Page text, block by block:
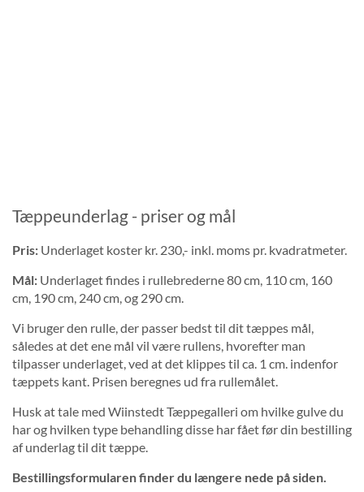
Tæppeunderlag - priser og mål
Pris: Underlaget koster kr. 230,- inkl. moms pr. kvadratmeter.
Mål: Underlaget findes i rullebrederne 80 cm, 110 cm, 160
cm, 190 cm, 240 cm, og 290 cm.
Vi bruger den rulle, der passer bedst til dit tæppes mål,
således at det ene mål vil være rullens, hvorefter man
tilpasser underlaget, ved at det klippes til ca. 1 cm. indenfor
tæppets kant. Prisen beregnes ud fra rullemålet.
Husk at tale med Wiinstedt Tæppegalleri om hvilke gulve du
har og hvilken type behandling disse har fået før din bestilling
af underlag til dit tæppe.
Bestillingsformularen finder du længere nede på siden.